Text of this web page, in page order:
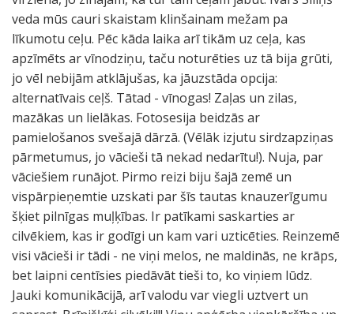
veda mūs cauri skaistam klinšainam mežam pa
līkumotu ceļu. Pēc kāda laika arī tikām uz ceļa, kas
apzīmēts ar vīnodziņu, taču noturēties uz tā bija grūti,
jo vēl nebijām atklājušas, ka jāuzstāda opcija:
alternatīvais ceļš. Tātad - vīnogas! Zaļas un zilas,
mazākas un lielākas. Fotosesija beidzās ar
pamielošanos svešajā dārzā. (Vēlāk izjutu sirdzapziņas
pārmetumus, jo vācieši tā nekad nedarītu!). Nuja, par
vāciešiem runājot. Pirmo reizi biju šajā zemē un
vispārpieņemtie uzskati par šīs tautas knauzerīgumu
šķiet pilnīgas muļķības. Ir patīkami saskarties ar
cilvēkiem, kas ir godīgi un kam vari uzticēties. Reinzemē
visi vācieši ir tādi - ne viņi melos, ne maldinās, ne krāps,
bet laipni centīsies piedāvāt tieši to, ko viņiem lūdz.
Jauki komunikācijā, arī valodu var viegli uztvert un